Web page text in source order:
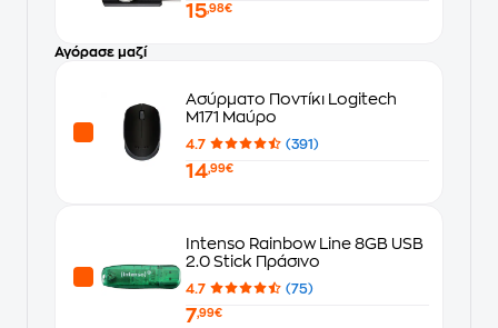
15,98€
Αγόρασε μαζί
Ασύρματο Ποντίκι Logitech
M171 Μαύρο
4.7 (391)
14,99€
Intenso Rainbow Line 8GB USB
2.0 Stick Πράσινο
4.7 (75)
7,99€